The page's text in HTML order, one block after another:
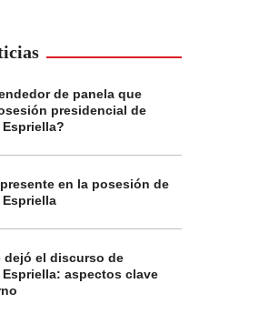
de panela que
presidencial de
en la posesión de
dejó el discurso de
aspectos clave